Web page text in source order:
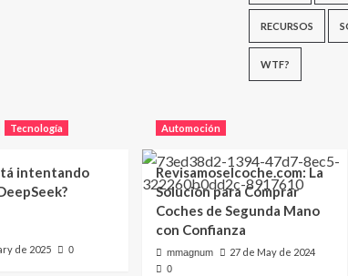
RECURSOS
WTF?
Tecnología
intentando
de 2025 0
Automoción
Revisamoselcoche.com: La
Solución para Comprar
Coches de Segunda Mano
con Confianza
mmagnum 27 de May de 2024
0